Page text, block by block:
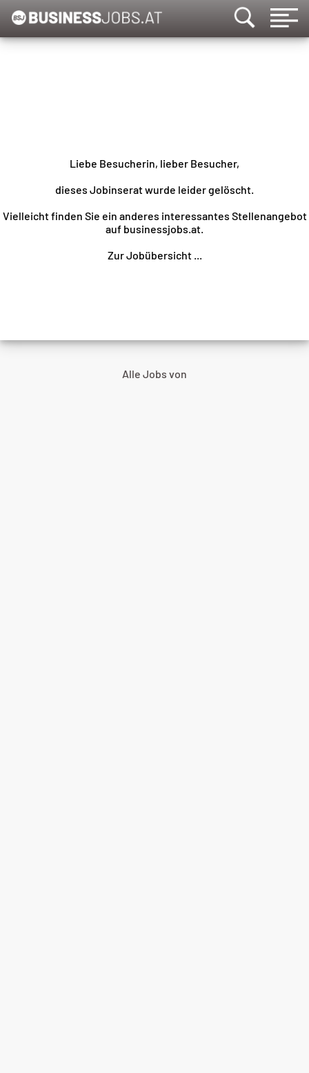
Liebe Besucherin, lieber Besucher,
dieses Jobinserat wurde leider gelöscht.
Vielleicht finden Sie ein anderes interessantes Stellenangebot
auf businessjobs.at.
Zur Jobübersicht ...
Alle Jobs von